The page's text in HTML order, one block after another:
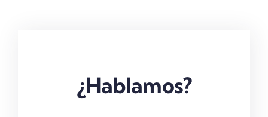
¿Hablamos?